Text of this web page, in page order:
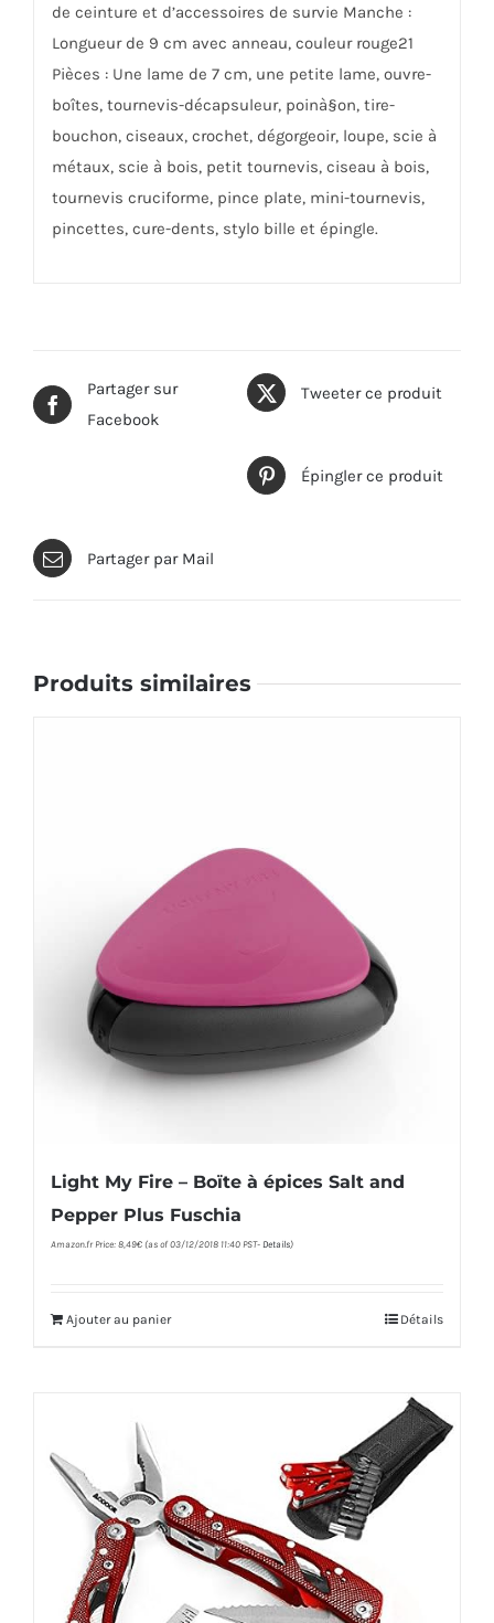
de ceinture et d’accessoires de survie Manche :
Longueur de 9 cm avec anneau, couleur rouge21
Pièces : Une lame de 7 cm, une petite lame, ouvre-
boîtes, tournevis-décapsuleur, poinà§on, tire-
bouchon, ciseaux, crochet, dégorgeoir, loupe, scie à
métaux, scie à bois, petit tournevis, ciseau à bois,
tournevis cruciforme, pince plate, mini-tournevis,
pincettes, cure-dents, stylo bille et épingle.
Partager sur
Facebook
Tweeter ce produit
Épingler ce produit
Partager par Mail
Produits similaires
Light My Fire – Boïte à épices Salt and
Pepper Plus Fuschia
Amazon.fr Price: 8,49€ (as of 03/12/2018 11:40 PST- Details)
Ajouter au panier Détails